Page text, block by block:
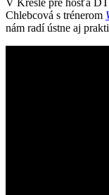
V Kresle pre hosťa
Chlebcová s trénerom
nám radí ústne aj